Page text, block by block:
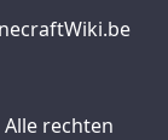
rechten